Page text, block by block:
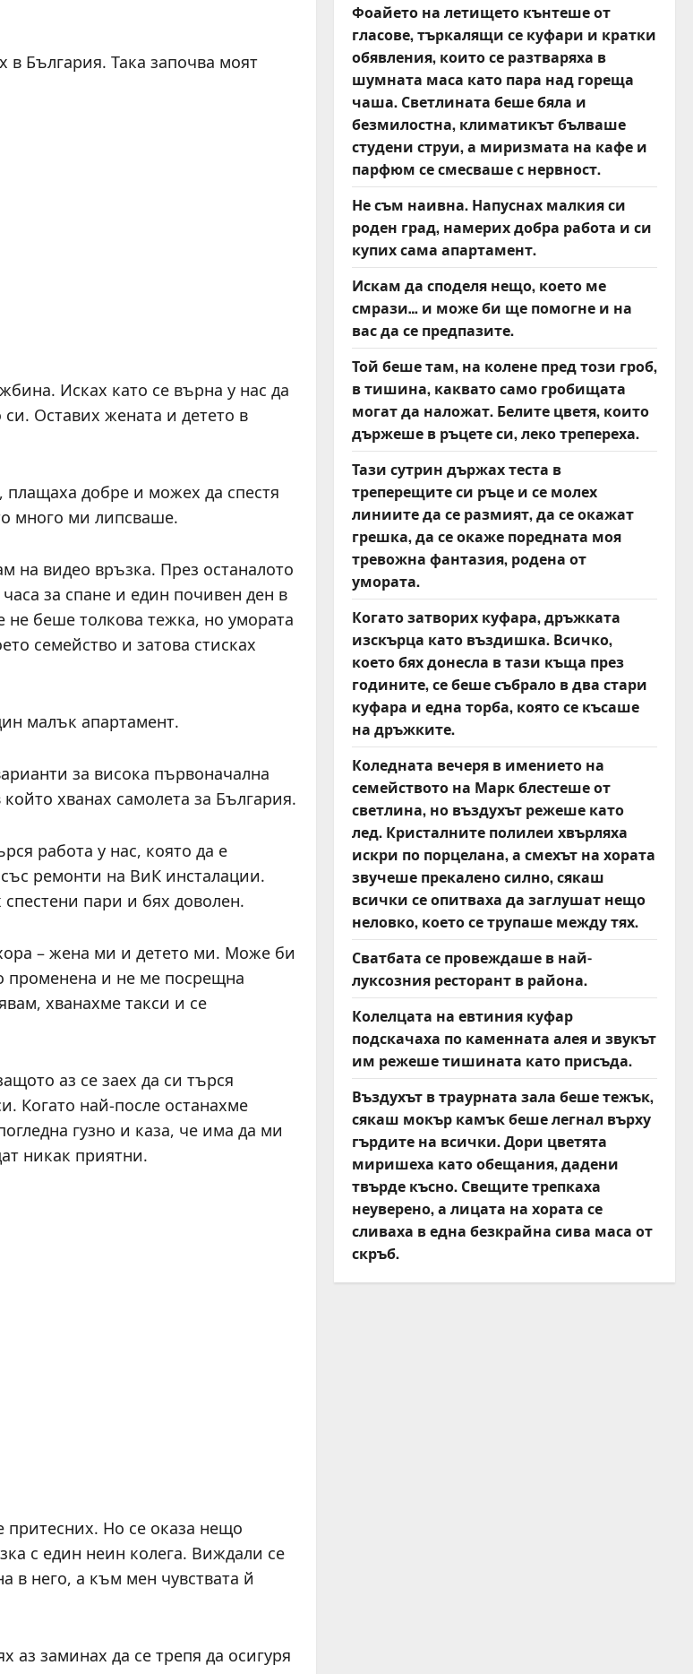
в България. Така започва моят
Исках като се върна у нас да
Оставих жената и детето в
добре и можех да спестя
много ми липсваше.
на видео връзка. През останалото
за спане и един почивен ден в
беше толкова тежка, но умората
семейство и затова стисках
малък апартамент.
за висока първоначална
хванах самолета за България.
работа у нас, която да е
ремонти на ВиК инсталации.
пари и бях доволен.
– жена ми и детето ми. Може би
променена и не ме посрещна
хванахме такси и се
аз се заех да си търся
Когато най-после останахме
гузно и каза, че има да ми
никак приятни.
Но се оказа нещо
с един неин колега. Виждали се
в него, а към мен чувствата й
аз заминах да се трепя да осигуря
Фоайето на летището кънтеше от
гласове, търкалящи се куфари и кратки
обявления, които се разтваряха в
шумната маса като пара над гореща
чаша. Светлината беше бяла и
безмилостна, климатикът бълваше
студени струи, а миризмата на кафе и
парфюм се смесваше с нервност.
Не съм наивна. Напуснах малкия си
роден град, намерих добра работа и си
купих сама апартамент.
Искам да споделя нещо, което ме
смрази… и може би ще помогне и на
вас да се предпазите.
Той беше там, на колене пред този гроб,
в тишина, каквато само гробищата
могат да наложат. Белите цветя, които
държеше в ръцете си, леко трепереха.
Тази сутрин държах теста в
треперещите си ръце и се молех
линиите да се размият, да се окажат
грешка, да се окаже поредната моя
тревожна фантазия, родена от
умората.
Когато затворих куфара, дръжката
изскърца като въздишка. Всичко,
което бях донесла в тази къща през
годините, се беше събрало в два стари
куфара и една торба, която се късаше
на дръжките.
Коледната вечеря в имението на
семейството на Марк блестеше от
светлина, но въздухът режеше като
лед. Кристалните полилеи хвърляха
искри по порцелана, а смехът на хората
звучеше прекалено силно, сякаш
всички се опитваха да заглушат нещо
неловко, което се трупаше между тях.
Сватбата се провеждаше в най-
луксозния ресторант в района.
Колелцата на евтиния куфар
подскачаха по каменната алея и звукът
им режеше тишината като присъда.
Въздухът в траурната зала беше тежък,
сякаш мокър камък беше легнал върху
гърдите на всички. Дори цветята
миришеха като обещания, дадени
твърде късно. Свещите трепкаха
неуверено, а лицата на хората се
сливаха в една безкрайна сива маса от
скръб.